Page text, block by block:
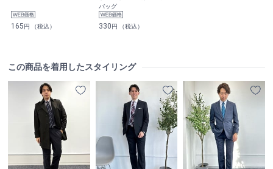
165円 （税込）
バッグ
330円 （税込）
この商品を着用したスタイリング